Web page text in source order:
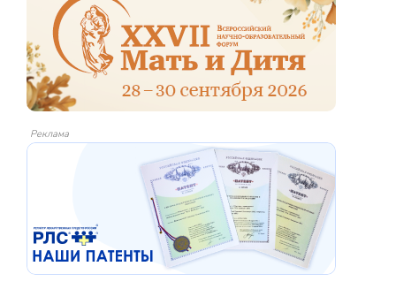
Реклама